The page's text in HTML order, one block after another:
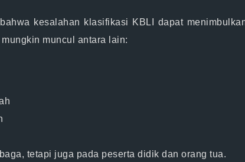
kesalahan klasifikasi KBLI dapat
muncul antara lain:
tetapi juga pada peserta didik dan orang tua.